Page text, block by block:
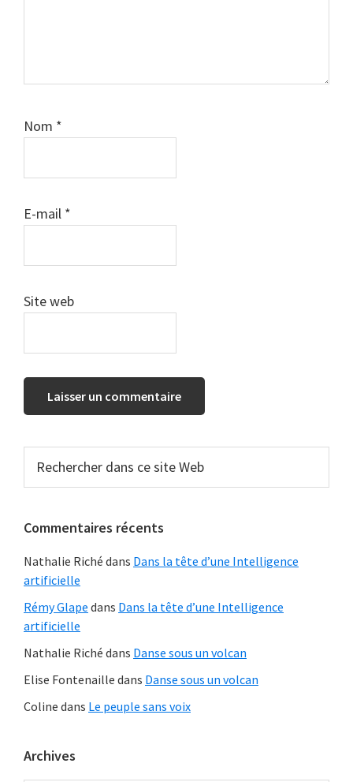
Nom *
E-mail *
Site web
Barre
latérale
dans
Web
Commentaires récents
Nathalie Riché dans Dans la tête d’une Intelligence
artificielle
Rémy Glape dans Dans la tête d’une Intelligence
artificielle
Nathalie Riché dans Danse sous un volcan
Elise Fontenaille dans Danse sous un volcan
Coline dans Le peuple sans voix
Archives